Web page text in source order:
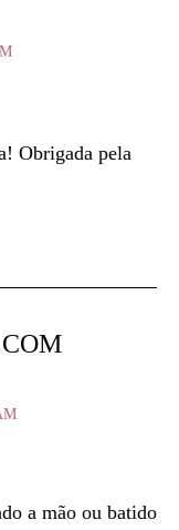
Obrigada pela
a mão ou batido